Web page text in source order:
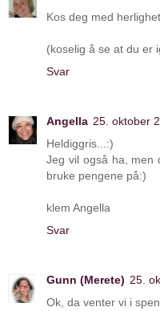
Kos deg med
(koselig å se at du er
Svar
Angella 25. oktober
Heldiggris...:)
Jeg vil også ha, men
bruke pengene på:)
klem Angella
Svar
Gunn (Merete) 25.
Ok, da venter vi i